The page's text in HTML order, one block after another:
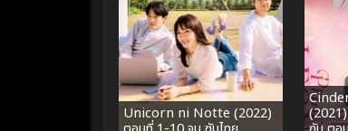
Unicorn ni Notte (2022)